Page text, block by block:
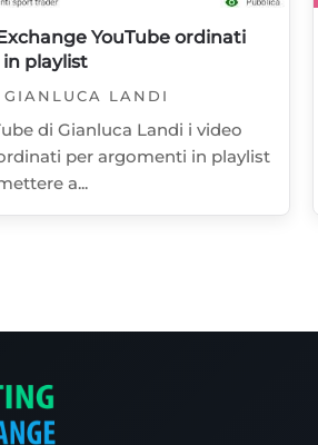
YouTube ordinati
playlist
GIANLUCA LANDI
di Gianluca Landi i video
per argomenti in playlist
a...